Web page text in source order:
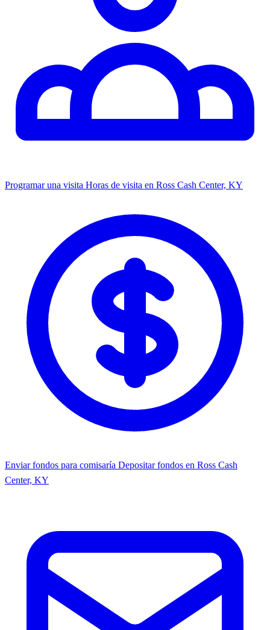
Programar una visita Horas de visita en Ross Cash Center, KY
Enviar fondos para comisaría Depositar fondos en Ross Cash
Center, KY